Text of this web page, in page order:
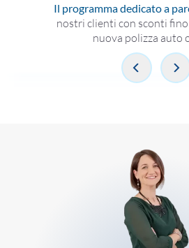
Il programma dedicato a
nostri clienti con sconti fino
nuova polizza auto